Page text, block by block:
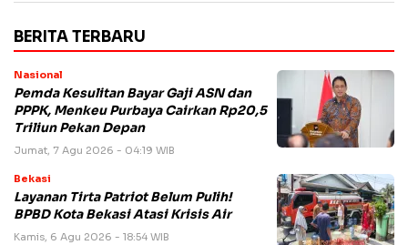
BERITA TERBARU
Nasional
Pemda Kesulitan Bayar Gaji ASN dan
PPPK, Menkeu Purbaya Cairkan Rp20,5
Triliun Pekan Depan
Jumat, 7 Agu 2026 - 04:19 WIB
Bekasi
Layanan Tirta Patriot Belum Pulih!
BPBD Kota Bekasi Atasi Krisis Air
Kamis, 6 Agu 2026 - 18:54 WIB